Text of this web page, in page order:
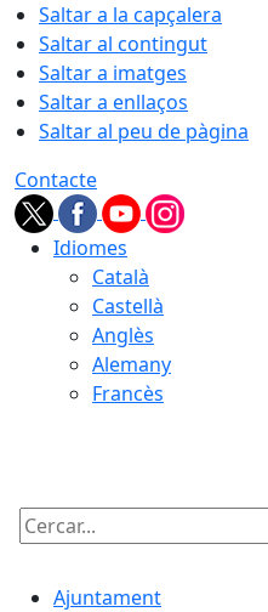
Saltar a la capçalera
Saltar al contingut
Saltar a imatges
Saltar a enllaços
Saltar al peu de pàgina
Contacte
Idiomes
Català
Castellà
Anglès
Alemany
Francès
Cercar:
Ajuntament